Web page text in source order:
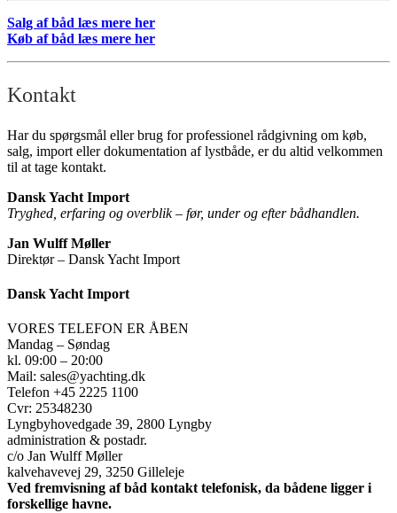
Salg af båd læs mere her
Køb af båd læs mere her
Kontakt
Har du spørgsmål eller brug for professionel rådgivning om køb,
salg, import eller dokumentation af lystbåde, er du altid velkommen
til at tage kontakt.
Dansk Yacht Import
Tryghed, erfaring og overblik – før, under og efter bådhandlen.
Jan Wulff Møller
Direktør – Dansk Yacht Import
Dansk Yacht Import
VORES TELEFON ER ÅBEN
Mandag – Søndag
kl. 09:00 – 20:00
Mail: sales@yachting.dk
Telefon +45 2225 1100
Cvr: 25348230
Lyngbyhovedgade 39, 2800 Lyngby
administration & postadr.
c/o Jan Wulff Møller
kalvehavevej 29, 3250 Gilleleje
Ved fremvisning af båd kontakt telefonisk, da bådene ligger i
forskellige havne.